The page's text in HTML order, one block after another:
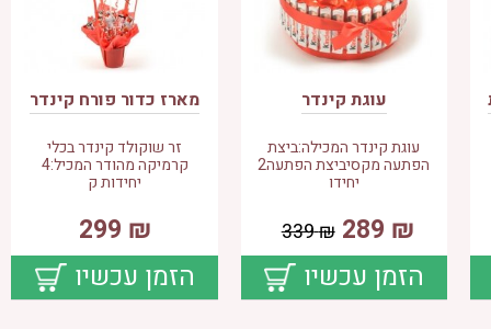
עוגת קינדר
עוגת קינדר המכילה:ביצת
הפתעה מקסיביצת הפתעה2
יחידו
₪
289
₪
339
הזמן עכשיו
מארז כדור פורח קינדר
זר שוקולד קינדר בכלי
קרמיקה מהודר המכיל:4
יחידות ק
₪
299
הזמן עכשיו